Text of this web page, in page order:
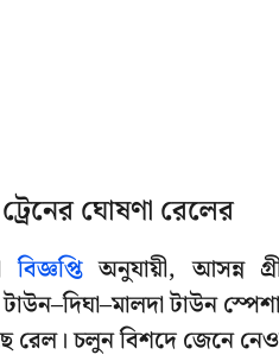
ঘোষণা রেলের
বিজ্ঞপ্তিঅনুযায়ী, আসন্ন
টাউন
রেল। চলুন বিশদে জেনে